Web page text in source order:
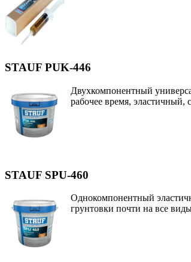
STAUF PUK-446
Двухкомпонентный
рабочее время, эластичный,
STAUF SPU-460
Однокомпонентный
грунтовки почти на все